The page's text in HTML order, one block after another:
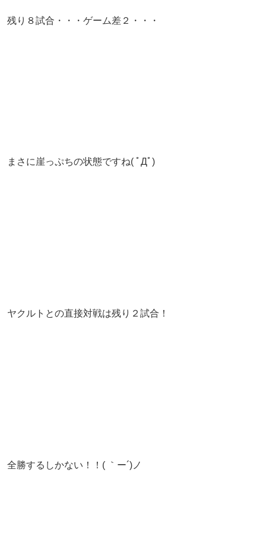
残り８試合・・・ゲーム差２・・・
まさに崖っぷちの状態ですね( ﾟДﾟ)
ヤクルトとの直接対戦は残り２試合！
全勝するしかない！！( ｀ー´)ノ